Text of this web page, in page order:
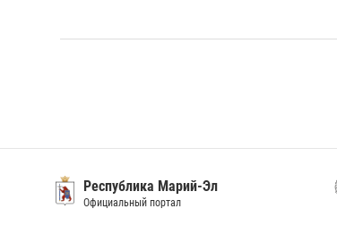
Республика Марий-Эл
Официальный портал